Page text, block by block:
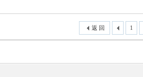
1
返 回